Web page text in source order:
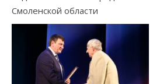
Смоленской области